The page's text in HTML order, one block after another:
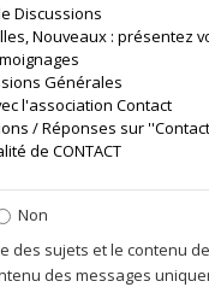
Non
des sujets et le contenu
des messages